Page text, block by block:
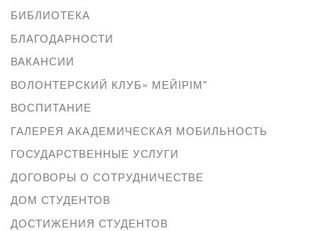
БИБЛИОТЕКА
БЛАГОДАРНОСТИ
ВАКАНСИИ
ВОЛОНТЕРСКИЙ КЛУБ» МЕЙІРІМ"
ВОСПИТАНИЕ
ГАЛЕРЕЯ АКАДЕМИЧЕСКАЯ МОБИЛЬНОСТЬ
ГОСУДАРСТВЕННЫЕ УСЛУГИ
ДОГОВОРЫ О СОТРУДНИЧЕСТВЕ
ДОМ СТУДЕНТОВ
ДОСТИЖЕНИЯ СТУДЕНТОВ